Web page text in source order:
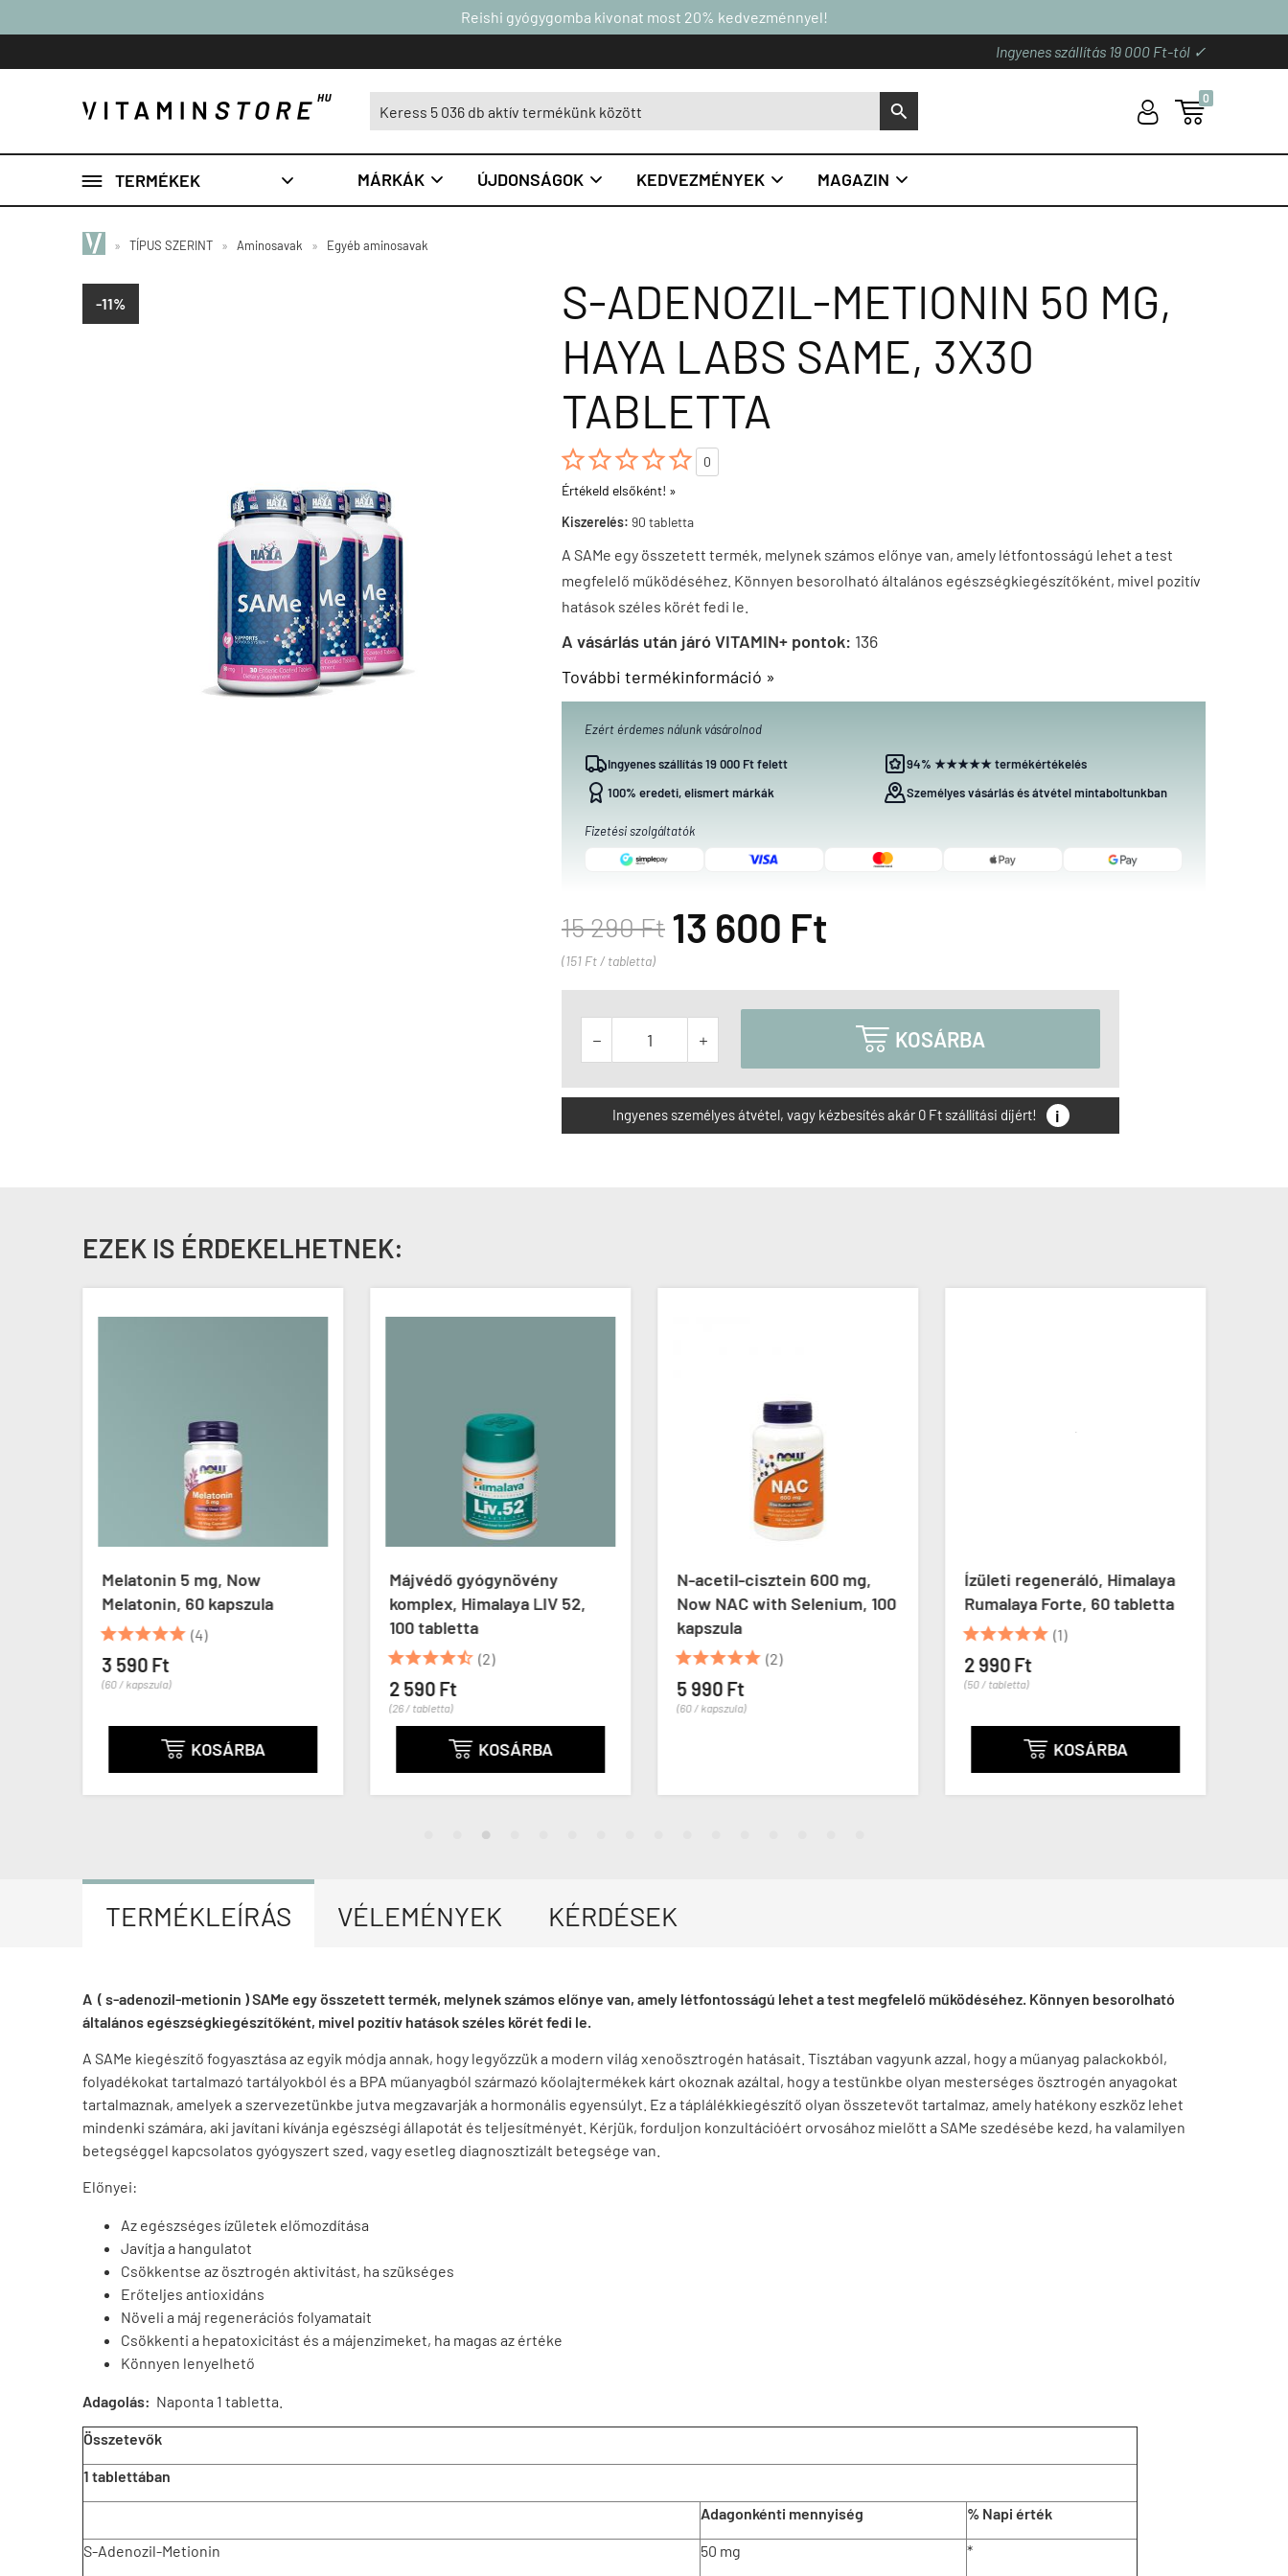
Reishi gyógygomba kivonat most 20% kedvezménnyel!
Ingyenes szállítás 19 000 Ft-tól ✓
S U 
0
 TERMÉKEK  MÁRKÁK  ÚJDONSÁGOK  KEDVEZMÉNYEK  MAGAZIN 
» TÍPUS SZERINT » Aminosavak » Egyéb aminosavak
-11%
S-ADENOZIL-METIONIN 50 MG,
HAYA LABS SAME, 3X30
TABLETTA

0
Értékeld elsőként! »
Kiszerelés: 90 tabletta
A SAMe egy összetett termék, melynek számos előnye van, amely létfontosságú lehet a test
megfelelő működéséhez. Könnyen besorolható általános egészségkiegészítőként, mivel pozitív
hatások széles körét fedi le.
A vásárlás után járó VITAMIN+ pontok: 136
További termékinformáció »
Ezért érdemes nálunk vásárolnod
Ingyenes szállítás 19 000 Ft felett
94% ★★★★★ termékértékelés
100% eredeti, elismert márkák
Személyes vásárlás és átvétel mintaboltunkban
Fizetési szolgáltatók
15 290 Ft 13 600 Ft
(151 Ft / tabletta)
   KOSÁRBA
Ingyenes személyes átvétel, vagy kézbesítés akár 0 Ft szállítási díjért! i
EZEK IS ÉRDEKELHETNEK:
Melatonin 5 mg, Now
Melatonin, 60 kapszula
 (4)
3 590 Ft
(60 / kapszula)
 KOSÁRBA
Májvédő gyógynövény
komplex, Himalaya LIV 52,
100 tabletta
 (2)
2 590 Ft
(26 / tabletta)
 KOSÁRBA
N-acetil-cisztein 600 mg,
Now NAC with Selenium, 100
kapszula
 (2)
5 990 Ft
(60 / kapszula)
Ízületi regeneráló, Himalaya
Rumalaya Forte, 60 tabletta
 (1)
2 990 Ft
(50 / tabletta)
 KOSÁRBA
TERMÉKLEÍRÁS VÉLEMÉNYEK KÉRDÉSEK
A ( s-adenozil-metionin ) SAMe egy összetett termék, melynek számos előnye van, amely létfontosságú lehet a test megfelelő működéséhez. Könnyen besorolható
általános egészségkiegészítőként, mivel pozitív hatások széles körét fedi le.
A SAMe kiegészítő fogyasztása az egyik módja annak, hogy legyőzzük a modern világ xenoösztrogén hatásait. Tisztában vagyunk azzal, hogy a műanyag palackokból,
folyadékokat tartalmazó tartályokból és a BPA műanyagból származó kőolajtermékek kárt okoznak azáltal, hogy a testünkbe olyan mesterséges ösztrogén anyagokat
tartalmaznak, amelyek a szervezetünkbe jutva megzavarják a hormonális egyensúlyt. Ez a táplálékkiegészítő olyan összetevőt tartalmaz, amely hatékony eszköz lehet
mindenki számára, aki javítani kívánja egészségi állapotát és teljesítményét. Kérjük, forduljon konzultációért orvosához mielőtt a SAMe szedésébe kezd, ha valamilyen
betegséggel kapcsolatos gyógyszert szed, vagy esetleg diagnosztizált betegsége van.
Előnyei:
Az egészséges ízületek előmozdítása
Javítja a hangulatot
Csökkentse az ösztrogén aktivitást, ha szükséges
Erőteljes antioxidáns
Növeli a máj regenerációs folyamatait
Csökkenti a hepatoxicitást és a májenzimeket, ha magas az értéke
Könnyen lenyelhető
Adagolás: Naponta 1 tabletta.
Összetevők
1 tablettában
Adagonkénti mennyiség % Napi érték
S-Adenozil-Metionin 50 mg *